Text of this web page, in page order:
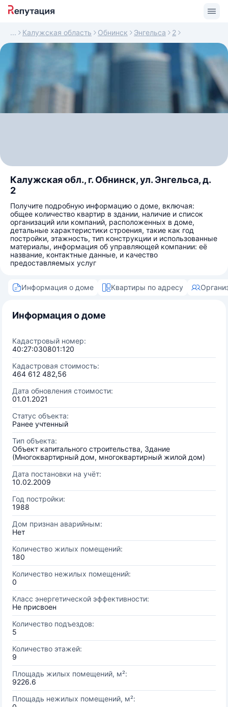
Калужская область Обнинск Энгельса 2
Калужская обл., г. Обнинск, ул. Энгельса, д.
2
Получите подробную информацию о доме, включая:
общее количество квартир в здании, наличие и список
организаций или компаний, расположенных в доме,
детальные характеристики строения, такие как год
постройки, этажность, тип конструкции и использованные
материалы, информация об управляющей компании: её
название, контактные данные, и качество
предоставляемых услуг
Информация о доме Квартиры по адресу
Информация о доме
Кадастровый номер:
40:27:030801:120
Кадастровая стоимость:
464 612 482,56
Дата обновления стоимости:
01.01.2021
Статус объекта:
Ранее учтенный
Тип объекта:
Объект капитального строительства, Здание
(Многоквартирный дом, многоквартирный жилой дом)
Дата постановки на учёт:
10.02.2009
Год постройки:
1988
Дом признан аварийным:
Нет
Количество жилых помещений:
180
Количество нежилых помещений:
0
Класс энергетической эффективности:
Не присвоен
Количество подъездов:
5
Количество этажей:
9
Площадь жилых помещений, м²:
9226.6
Площадь нежилых помещений, м²: